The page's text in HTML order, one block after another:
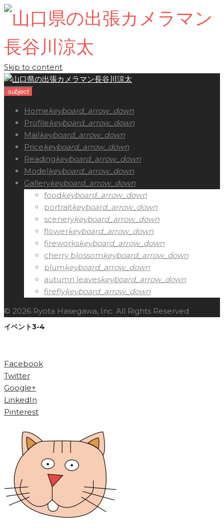
Skip to content
subject
Homekeyboard_arrow_down
Profilekeyboard_arrow_down
Mailkeyboard_arrow_down
Pricekeyboard_arrow_down
Readingkeyboard_arrow_down
Modelkeyboard_arrow_down
Gallerykeyboard_arrow_down
foodkeyboard_arrow_down
portraitkeyboard_arrow_down
scenerykeyboard_arrow_down
flowerkeyboard_arrow_down
fireworkskeyboard_arrow_down
cherry blossomkeyboard_arrow_down
plumkeyboard_arrow_down
autumn leaveskeyboard_arrow_down
fireflykeyboard_arrow_down
© 2026 Ryota Hasegawa, Inc. All Rights Reserved
イベント3-4
Facebook
Twitter
Google+
LinkedIn
Pinterest